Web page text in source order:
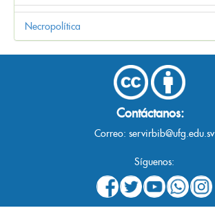
Necropolítica
Contáctanos:
Correo: servirbib@ufg.edu.sv
Síguenos: